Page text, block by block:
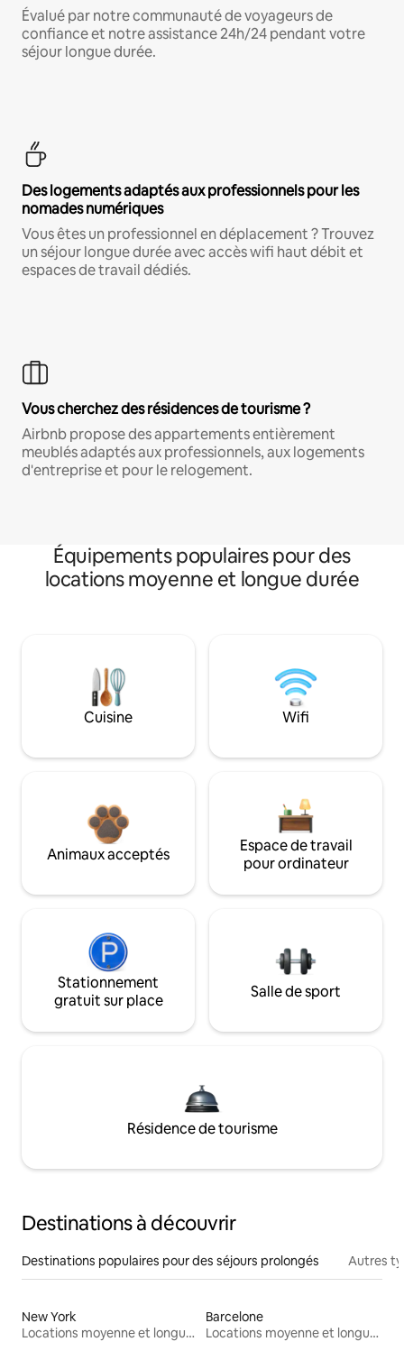
Évalué par notre communauté de voyageurs de
confiance et notre assistance 24h/24 pendant votre
séjour longue durée.
Des logements adaptés aux professionnels pour les
nomades numériques
Vous êtes un professionnel en déplacement ? Trouvez
un séjour longue durée avec accès wifi haut débit et
espaces de travail dédiés.
Vous cherchez des résidences de tourisme ?
Airbnb propose des appartements entièrement
meublés adaptés aux professionnels, aux logements
d'entreprise et pour le relogement.
Équipements populaires pour des
locations moyenne et longue durée
Cuisine Wifi
Animaux acceptés
Espace de travail
pour ordinateur
Stationnement
gratuit sur place
Salle de sport
Résidence de tourisme
Destinations à découvrir
Destinations populaires pour des séjours prolongés Autres
New York
Locations moyenne et longue durée
Barcelone
Locations moyenne et longue durée